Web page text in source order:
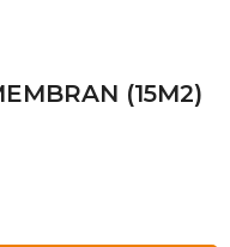
(15M2)